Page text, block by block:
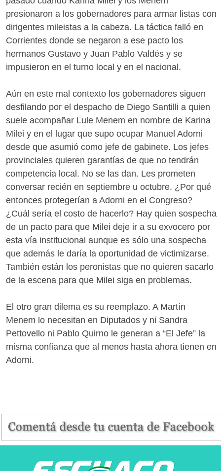
presionaron a los gobernadores para armar listas con
dirigentes mileistas a la cabeza. La táctica falló en
Corrientes donde se negaron a ese pacto los
hermanos Gustavo y Juan Pablo Valdés y se
impusieron en el turno local y en el nacional.
Aún en este mal contexto los gobernadores siguen
desfilando por el despacho de Diego Santilli a quien
suele acompañar Lule Menem en nombre de Karina
Milei y en el lugar que supo ocupar Manuel Adorni
desde que asumió como jefe de gabinete. Los jefes
provinciales quieren garantías de que no tendrán
competencia local. No se las dan. Les prometen
conversar recién en septiembre u octubre. ¿Por qué
entonces protegerían a Adorni en el Congreso?
¿Cuál sería el costo de hacerlo? Hay quien sospecha
de un pacto para que Milei deje ir a su exvocero por
esta vía institucional aunque es sólo una sospecha
que además le daría la oportunidad de victimizarse.
También están los peronistas que no quieren sacarlo
de la escena para que Milei siga en problemas.
El otro gran dilema es su reemplazo. A Martín
Menem lo necesitan en Diputados y ni Sandra
Pettovello ni Pablo Quirno le generan a “El Jefe” la
misma confianza que al menos hasta ahora tienen en
Adorni.